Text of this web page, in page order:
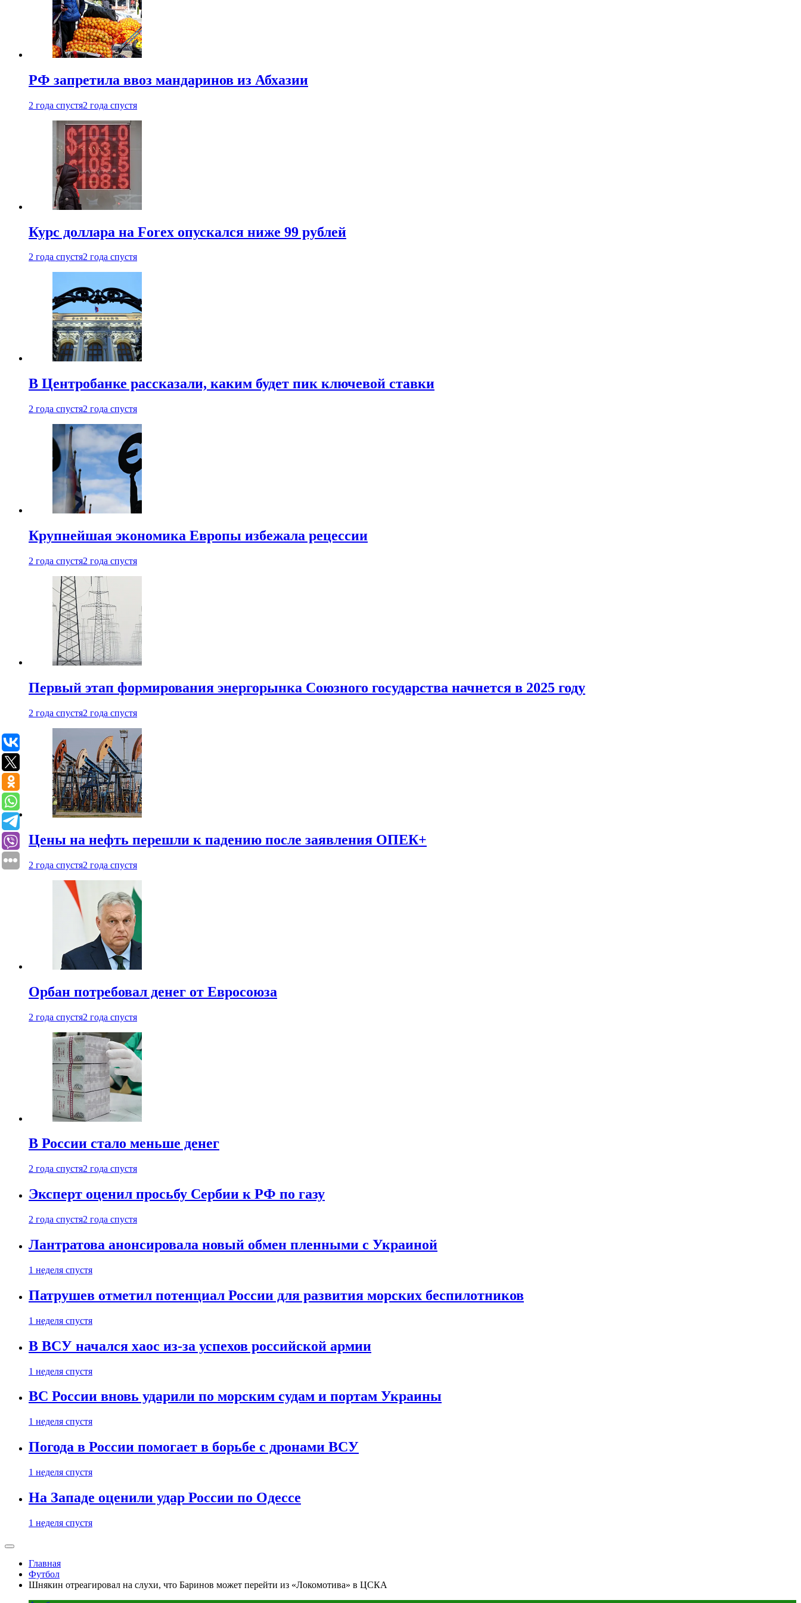
РФ запретила ввоз мандаринов из Абхазии
2 года спустя2 года спустя
Курс доллара на Forex опускался ниже 99 рублей
2 года спустя2 года спустя
В Центробанке рассказали, каким будет пик ключевой ставки
2 года спустя2 года спустя
Крупнейшая экономика Европы избежала рецессии
2 года спустя2 года спустя
Первый этап формирования энергорынка Союзного государства начнется в 2025 году
2 года спустя2 года спустя
Цены на нефть перешли к падению после заявления ОПЕК+
2 года спустя2 года спустя
Орбан потребовал денег от Евросоюза
2 года спустя2 года спустя
В России стало меньше денег
2 года спустя2 года спустя
Эксперт оценил просьбу Сербии к РФ по газу
2 года спустя2 года спустя
Лантратова анонсировала новый обмен пленными с Украиной
1 неделя спустя
Патрушев отметил потенциал России для развития морских беспилотников
1 неделя спустя
В ВСУ начался хаос из-за успехов российской армии
1 неделя спустя
ВС России вновь ударили по морским судам и портам Украины
1 неделя спустя
Погода в России помогает в борьбе с дронами ВСУ
1 неделя спустя
На Западе оценили удар России по Одессе
1 неделя спустя
Главная
Футбол
Шнякин отреагировал на слухи, что Баринов может перейти из «Локомотива» в ЦСКА